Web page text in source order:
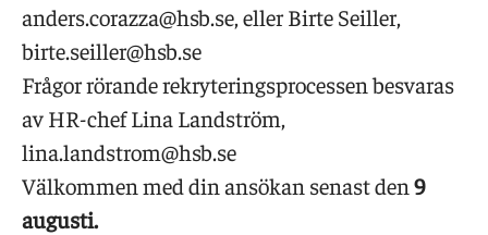
anders.corazza@hsb.se, eller Birte Seiller,
birte.seiller@hsb.se
Frågor rörande rekryteringsprocessen besvaras
av HR-chef Lina Landström,
lina.landstrom@hsb.se
Välkommen med din ansökan senast den 9
augusti.